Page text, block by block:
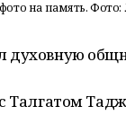
на память.
Талгатом